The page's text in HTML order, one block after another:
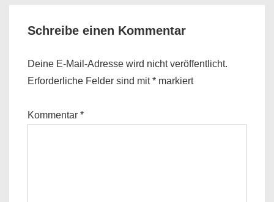
Schreibe einen Kommentar
Deine E-Mail-Adresse wird nicht veröffentlicht.
Erforderliche Felder sind mit* markiert
Kommentar *